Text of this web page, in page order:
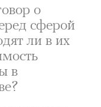
о
сферой
ли в их
в